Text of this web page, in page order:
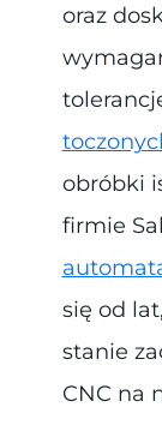
oraz
obróbki
firmie
się od
stanie
CNC na